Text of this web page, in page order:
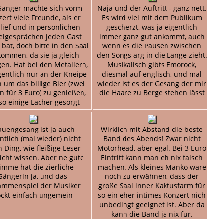
machte sich vorm
viele Freunde, als er
und in persönlichen
jeden Gast
doch bitte in den Saal
da sie ja gleich
Hat bei den Metallern,
nur an der Kneipe
um das billige Bier (zwei
für 3 Euro) zu genießen,
einige Lacher gesorgt
Naja und der Auftritt - ganz nett.
Es wird viel mit dem Publikum
gescherzt, was ja eigentlich
immer ganz gut ankommt, auch
wenn es die Pausen zwischen
den Songs arg in die Länge zieht.
Musikalisch gibts Emorock,
diesmal auf englisch, und mal
wieder ist es der Gesang der mir
die Haare zu Berge stehen lässt
ist ja auch
(mal wieder) nicht
Ding, wie fleißige Leser
wissen. Aber ne gute
hat die zierliche
ja, und das
der Musiker
einfach ungemein
Wirklich mit Abstand die beste
Band des Abends! Zwar nicht
Motörhead, aber egal. Bei 3 Euro
Eintritt kann man eh nix falsch
machen. Als kleines Manko wäre
noch zu erwähnen, dass der
große Saal inner Kaktusfarm für
so ein eher intimes Konzert nich
unbedingt geeignet ist. Aber da
kann die Band ja nix für.